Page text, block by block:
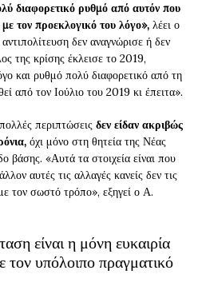
διαφορετικό ρυθμό από αυτόν που
τον προεκλογικό του λόγο», λέει ο
δεν αναγνώρισε ή δεν
της κρίσης έκλεισε το 2019,
και ρυθμό πολύ διαφορετικό από τη
από τον Ιούλιο του 2019 κι έπειτα».
περιπτώσεις δεν είδαν ακριβώς
όχι μόνο στη θητεία της Νέας
βάσης. «Αυτά τα στοιχεία είναι που
αυτές τις αλλαγές κανείς δεν τις
τον σωστό τρόπο», εξηγεί ο Α.
είναι η μόνη ευκαιρία
τον υπόλοιπο πραγματικό